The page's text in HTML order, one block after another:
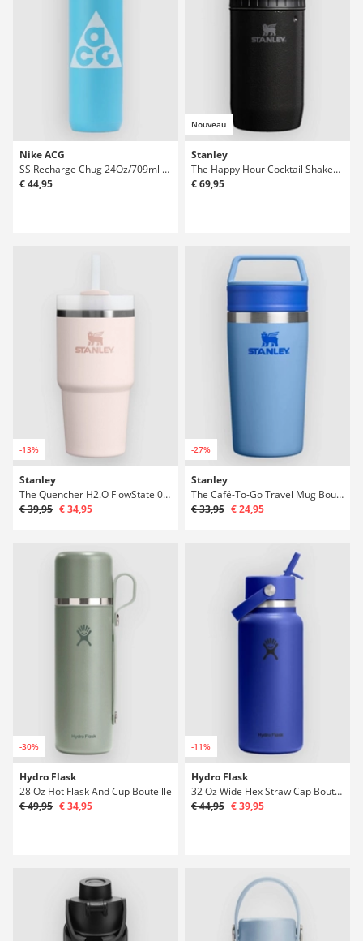
Nike ACG
SS Recharge Chug 24Oz/709ml Graphic Bouteille
€ 44,95
Nouveau
Stanley
The Happy Hour Cocktail Shaker Set Bouteille
€ 69,95
-13%
Stanley
The Quencher H2.O FlowState 0.6L / 20oz Bouteille
€ 39,95 € 34,95
-27%
Stanley
The Café-To-Go Travel Mug Bouteille
€ 33,95 € 24,95
-30%
Hydro Flask
28 Oz Hot Flask And Cup Bouteille
€ 49,95 € 34,95
-11%
Hydro Flask
32 Oz Wide Flex Straw Cap Bouteille
€ 44,95 € 39,95